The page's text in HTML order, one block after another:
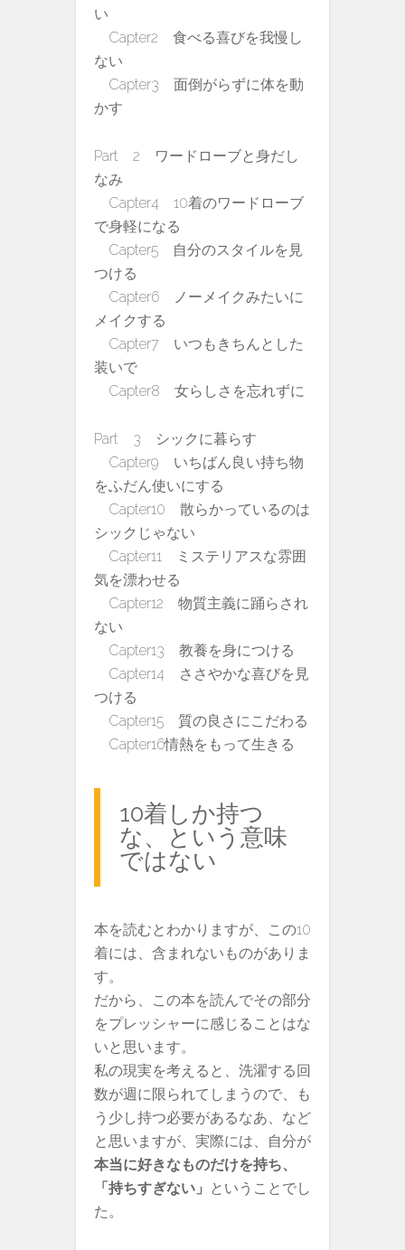
い
Capter2 食べる喜びを我慢し
ない
Capter3 面倒がらずに体を動
かす
Part 2 ワードローブと身だし
なみ
Capter4 10着のワードローブ
で身軽になる
Capter5 自分のスタイルを見
つける
Capter6 ノーメイクみたいに
メイクする
Capter7 いつもきちんとした
装いで
Capter8 女らしさを忘れずに
Part 3 シックに暮らす
Capter9 いちばん良い持ち物
をふだん使いにする
Capter10 散らかっているのは
シックじゃない
Capter11 ミステリアスな雰囲
気を漂わせる
Capter12 物質主義に踊らされ
ない
Capter13 教養を身につける
Capter14 ささやかな喜びを見
つける
Capter15 質の良さにこだわる
Capter16情熱をもって生きる
10着しか持つ
な、という意味
ではない
本を読むとわかりますが、この10
着には、含まれないものがありま
す。
だから、この本を読んでその部分
をプレッシャーに感じることはな
いと思います。
私の現実を考えると、洗濯する回
数が週に限られてしまうので、も
う少し持つ必要があるなあ、など
と思いますが、実際には、自分が
本当に好きなものだけを持ち、
「持ちすぎない」
ということでし
た。